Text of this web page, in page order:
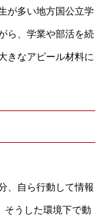
が多い地方国公立学
ら、学業や部活を続
きなアピール材料に
、自ら行動して情報
そうした環境下で動